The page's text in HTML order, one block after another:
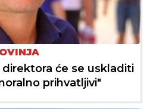
će se uskladiti
prihvatljivi"